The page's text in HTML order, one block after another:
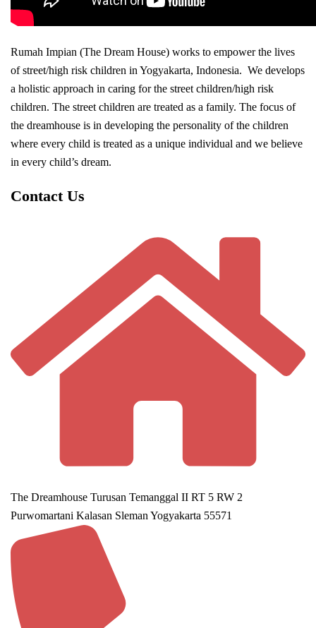
Rumah Impian (The Dream House) works to empower the lives
of street/high risk children in Yogyakarta, Indonesia. We develops
a holistic approach in caring for the street children/high risk
children. The street children are treated as a family. The focus of
the dreamhouse is in developing the personality of the children
where every child is treated as a unique individual and we believe
in every child’s dream.
Contact Us
The Dreamhouse Turusan Temanggal II RT 5 RW 2
Purwomartani Kalasan Sleman Yogyakarta 55571